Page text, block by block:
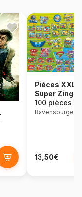
Pièces XXL -
Super Zings
100 pièces
Ravensburger
13,50€